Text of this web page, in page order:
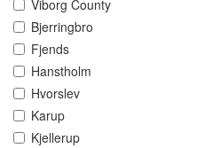
Viborg County
Bjerringbro
Fjends
Hanstholm
Hvorslev
Karup
Kjellerup